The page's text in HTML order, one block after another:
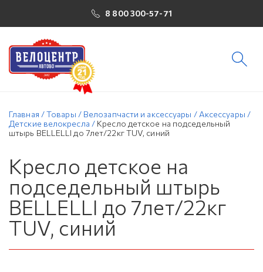
8 800 300-57-71
Главная /Товары / Велозапчасти и аксессуары / Аксессуары /
Детские велокресла / Кресло детское на подседельный
штырь BELLELLI до 7лет/22кг TUV, синий
Кресло детское на
подседельный штырь
BELLELLI до 7лет/22кг
TUV, синий